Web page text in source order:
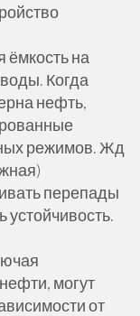
ёмкость на
Когда
нефть,
режимов. Жд
перепады
устойчивость.
могут
от